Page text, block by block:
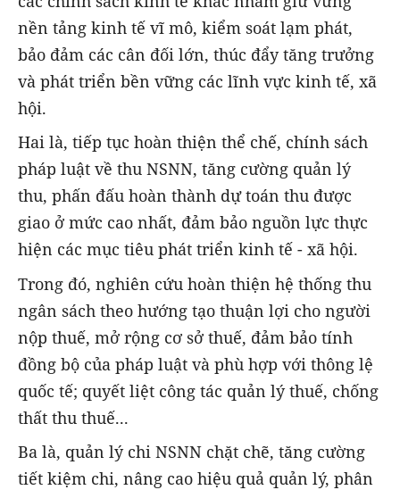
nền tảng kinh tế vĩ mô, kiểm soát lạm phát,
bảo đảm các cân đối lớn, thúc đẩy tăng trưởng
và phát triển bền vững các lĩnh vực kinh tế, xã
hội.
Hai là, tiếp tục hoàn thiện thể chế, chính sách
pháp luật về thu NSNN, tăng cường quản lý
thu, phấn đấu hoàn thành dự toán thu được
giao ở mức cao nhất, đảm bảo nguồn lực thực
hiện các mục tiêu phát triển kinh tế - xã hội.
Trong đó, nghiên cứu hoàn thiện hệ thống thu
ngân sách theo hướng tạo thuận lợi cho người
nộp thuế, mở rộng cơ sở thuế, đảm bảo tính
đồng bộ của pháp luật và phù hợp với thông lệ
quốc tế; quyết liệt công tác quản lý thuế, chống
thất thu thuế...
Ba là, quản lý chi NSNN chặt chẽ, tăng cường
tiết kiệm chi, nâng cao hiệu quả quản lý, phân